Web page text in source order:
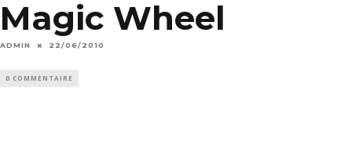
Magic Wheel
ADMIN 22/06/2010
0 COMMENTAIRE